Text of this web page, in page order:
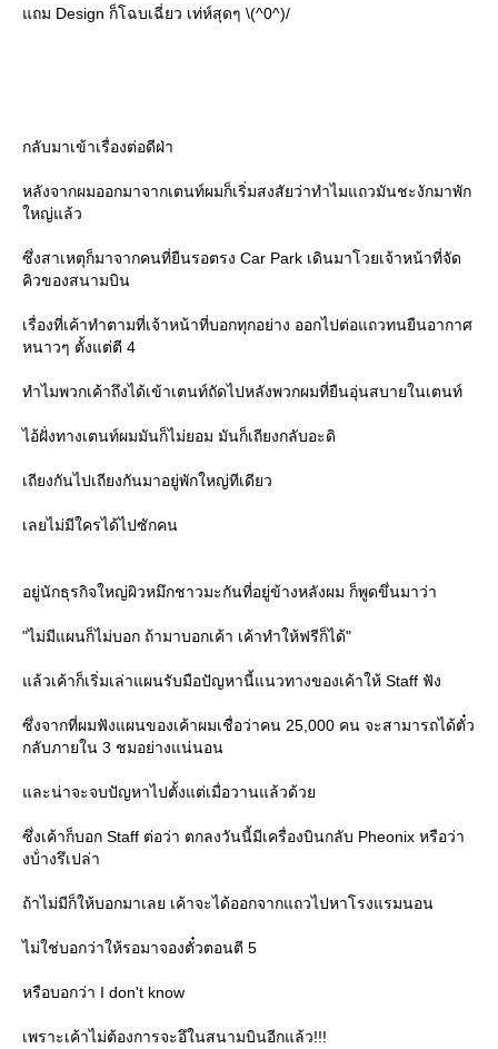
ถม Design ก็โฉบเฉี่ยว เท่ห์สุดๆ \(^0^)/
กลับมาเข้าเรื่องต่อดีฝ่า
หลังจากผมออกมาจากเตนท์ผมก็เริ่มสงสัยว่าทำไมแถวมันชะงักมาพัก
หญ่แล้ว
ซึ่งสาเหตุก็มาจากคนที่ยืนรอตรง Car Park เดินมาโวยเจ้าหน้าที่จัด
คิวของสนามบิน
เรื่องที่เค้าทำตามที่เจ้าหน้าที่บอกทุกอย่าง ออกไปต่อแถวทนยืนอากาศ
หนาวๆ ตั้งแต่ตี 4
ทำไมพวกเค้าถึงได้เข้าเตนท์ถัดไปหลังพวกผมที่ยืนอุ่นสบายในเตนท์
ไอ้ฝั่งทางเตนท์ผมมันก็ไม่ยอม มันก็เถียงกลับอะดิ
เถียงกันไปเถียงกันมาอยู่พักใหญ่ทีเดียว
เลยไม่มีใครได้ไปซักคน
อยู่นักธุรกิจใหญ่ผิวหมึกชาวมะกันที่อยู่ข้างหลังผม ก็พูดขึ่นมาว่า
"ไม่มีแผนก็ไม่บอก ถ้ามาบอกเค้า เค้าทำให้ฟรีก็ได้"
ล้วเค้าก็เริ่มเล่าแผนรับมือปัญหานี้แนวทางของเค้าให้ Staff ฟัง
ซึ่งจากที่ผมฟังแผนของเค้าผมเชื่อว่าคน 25,000 คน จะสามารถได้ตั๋ว
กลับภายใน 3 ชมอย่างแน่นอน
ละน่าจะจบปัญหาไปตั้งแต่เมื่อวานแล้วด้ว
ซึ่งเค้าก็บอก Staff ต่อว่า ตกลงวันนี้มีเครื่องบินกลับ Pheonix หรือว่า
งบ้่างรึเปล่า
ถ้าไม่มีก็ให้บอกมาเลย เค้าจะได้ออกจากแถวไปหาโรงแรมนอน
ไม่ใช่บอกว่าให้รอมาจองตั๋วตอนตี 5
หรือบอกว่า I don't know
เพราะเค้าไม่ต้องการจะอึในสนามบินอีกแล้ว!!!